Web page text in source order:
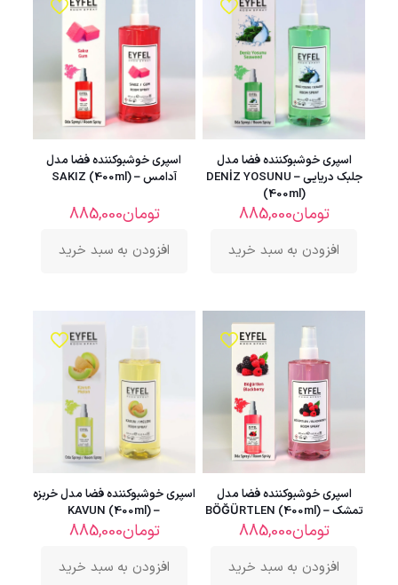
اسپری خوشبوکننده فضا مدل
جلبک دریایی – DENİZ YOSUNU
(400ml)
تومان885,000
افزودن به سبد خرید
اسپری خوشبوکننده فضا مدل
آدامس – SAKIZ (400ml)
تومان885,000
افزودن به سبد خرید
اسپری خوشبوکننده فضا مدل
تمشک – BÖĞÜRTLEN (400ml)
تومان885,000
افزودن به سبد خرید
اسپری خوشبوکننده فضا مدل خربزه
– KAVUN (400ml)
تومان885,000
افزودن به سبد خرید